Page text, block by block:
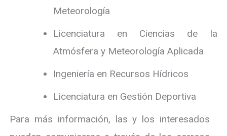
Meteorología
Licenciatura en Ciencias de la
Atmósfera y Meteorología Aplicada
Ingeniería en Recursos Hídricos
Licenciatura en Gestión Deportiva
Para más información, las y los interesados